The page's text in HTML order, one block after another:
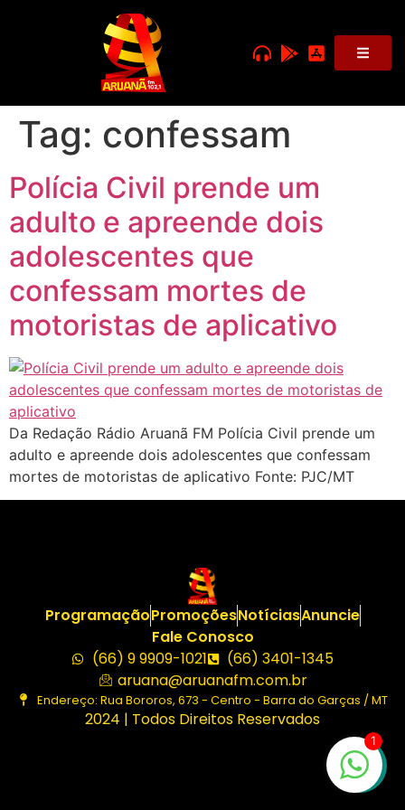
Tag: confessam
Polícia Civil prende um
adulto e apreende dois
adolescentes que
confessam mortes de
motoristas de aplicativo
Da Redação Rádio Aruanã FM Polícia Civil prende um
adulto e apreende dois adolescentes que confessam
mortes de motoristas de aplicativo Fonte: PJC/MT
ProgramaçãoPromoçõesNotíciasAnuncie
Fale Conosco
(66) 9 9909-1021
(66) 3401-1345
aruana@aruanafm.com.br
Endereço: Rua Bororos, 673 - Centro - Barra do Garças / MT
2024 | Todos Direitos Reservados
1